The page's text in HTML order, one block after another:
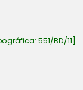
551/BD/11 .